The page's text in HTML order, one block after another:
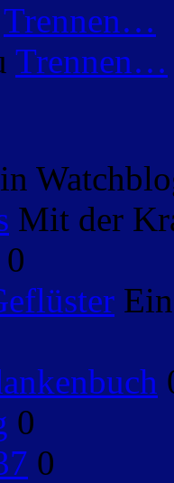
Trennen…
Trennen…
Mit der
0
0
0